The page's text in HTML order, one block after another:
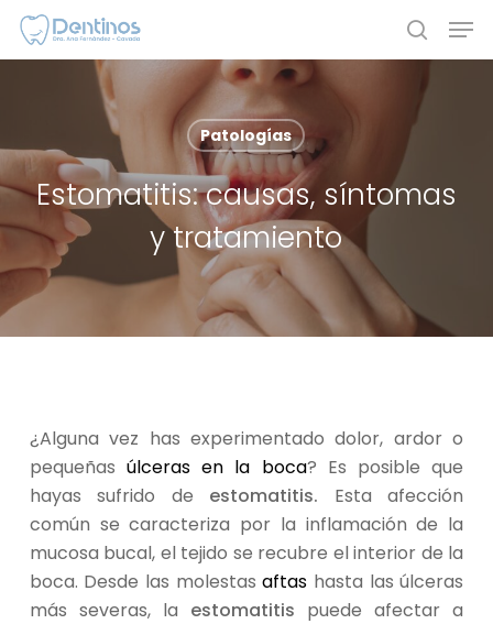
Skip
Patologías
Estomatitis: causas, síntomas
y tratamiento
¿Alguna vez has experimentado dolor, ardor o
pequeñasúlceras en la boca? Es posible que
hayas sufrido de estomatitis. Esta afección
común se caracteriza por la inflamación de la
mucosa bucal, el tejido se recubre el interior de la
boca. Desde las molestasaftas hasta las úlceras
más severas, la estomatitis puede afectar a